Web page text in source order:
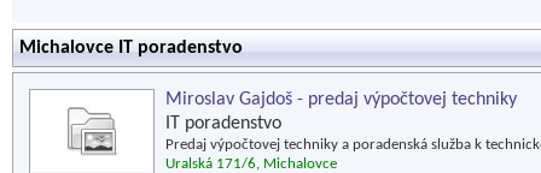
Michalovce IT poradenstvo
Miroslav Gajdoš - predaj výpočtovej techniky
IT poradenstvo
Predaj výpočtovej techniky a poradenská služba k
Uralská 171/6, Michalovce